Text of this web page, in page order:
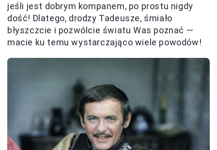
jeśli jest dobrym kompanem, po prostu nigdy
dość! Dlatego, drodzy Tadeusze, śmiało
błyszczcie i pozwólcie światu Was poznać —
macie ku temu wystarczająco wiele powodów!